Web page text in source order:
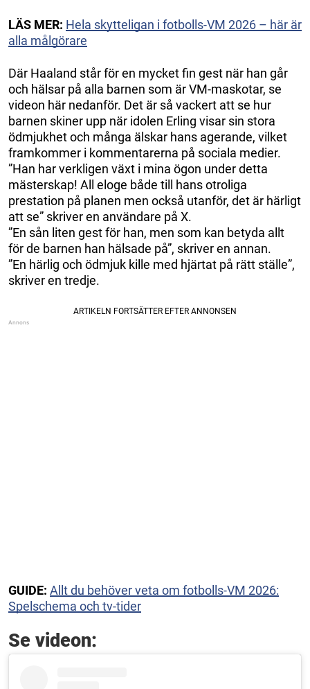
LÄS MER: Hela skytteligan i fotbolls-VM 2026 – här är
alla målgörare
Där Haaland står för en mycket fin gest när han går
och hälsar på alla barnen som är VM-maskotar, se
videon här nedanför. Det är så vackert att se hur
barnen skiner upp när idolen Erling visar sin stora
ödmjukhet och många älskar hans agerande, vilket
framkommer i kommentarerna på sociala medier.
”Han har verkligen växt i mina ögon under detta
mästerskap! All eloge både till hans otroliga
prestation på planen men också utanför, det är härligt
att se” skriver en användare på X.
”En sån liten gest för han, men som kan betyda allt
för de barnen han hälsade på”, skriver en annan.
”En härlig och ödmjuk kille med hjärtat på rätt ställe”,
skriver en tredje.
GUIDE: Allt du behöver veta om fotbolls-VM 2026:
Spelschema och tv-tider
Se videon: